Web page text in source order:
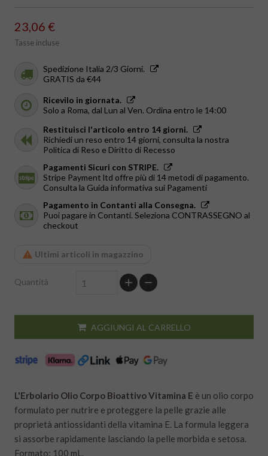
23,06 €
Tasse incluse
Spedizione Italia 2/3 Giorni.
GRATIS da €44
Ricevilo in giornata.
Solo a Roma, dal Lun al Ven. Ordina entro le 14:00
Restituisci l'articolo entro 14 giorni.
Richiedi un reso entro 14 giorni, consulta la nostra
Politica di Reso e Diritto di Recesso
Pagamenti Sicuri con STRIPE.
Stripe Payment ltd offre più di 14 metodi di pagamento.
Consulta la Guida informativa sui Pagamenti
Pagamento in Contanti alla Consegna.
Puoi pagare in Contanti. Seleziona CONTRASSEGNO al
checkout
Ultimi articoli in magazzino
Quantità
AGGIUNGI AL CARRELLO
L'Erbolario Olio Corpo Bioattivo Vitamina E è un olio corpo
formulato per nutrire e proteggere la pelle grazie alle
proprietà antiossidanti della vitamina E. La formula leggera
si assorbe rapidamente lasciando la pelle morbida e setosa.
Formato: 100 mL.